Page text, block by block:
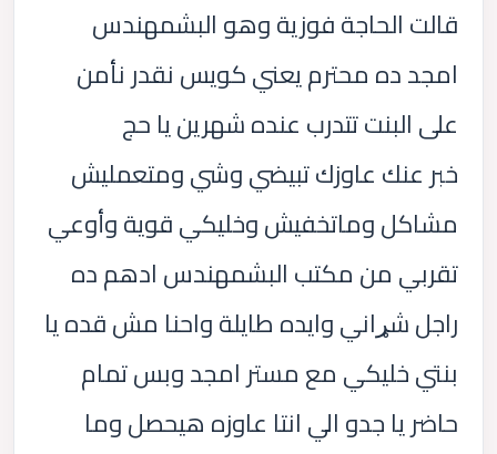
قالت الحاجة فوزية وهو البشمهندس
امجد ده محترم يعني كويس نقدر نأمن
على البنت تتدرب عنده شهرين يا حج
خبر عنك عاوزك تبيضي وشي ومتعمليش
مشاكل وماتخفيش وخليكي قوية وأوعي
تقربي من مكتب البشمهندس ادهم ده
راجل شړاني وايده طايلة واحنا مش قده يا
بنتي خليكي مع مستر امجد وبس تمام
حاضر يا جدو الي انتا عاوزه هيحصل وما